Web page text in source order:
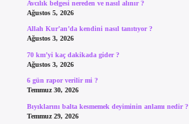
Avcılık belgesi nereden ve nasıl alınır ?
Ağustos 5, 2026
Allah Kur’an’da kendini nasıl tanıtıyor ?
Ağustos 3, 2026
70 km’yi kaç dakikada gider ?
Ağustos 3, 2026
6 gün rapor verilir mi ?
Temmuz 30, 2026
Bıyıklarını balta kesmemek deyiminin anlamı nedir ?
Temmuz 29, 2026